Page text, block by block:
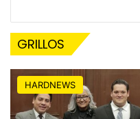
GRILLOS
HARDNEWS